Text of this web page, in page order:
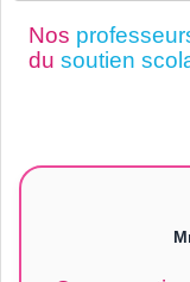
Nos
du soutien